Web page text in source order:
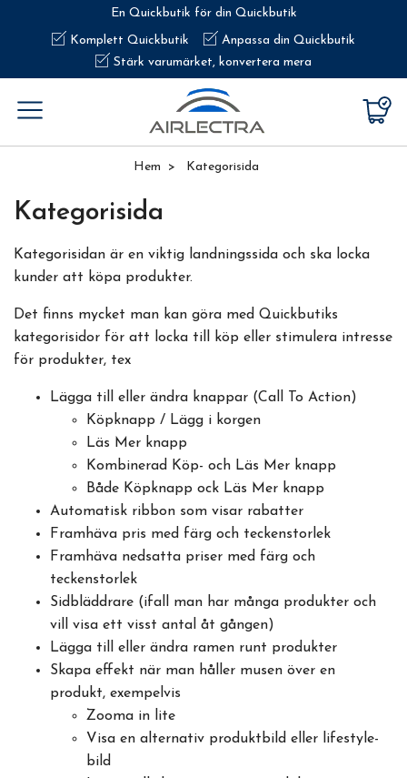
En Quickbutik för din Quickbutik
Komplett Quickbutik
Anpassa din Quickbutik
Stärk varumärket, konvertera mera
Hem Kategorisida
Kategorisida
Kategorisidan är en viktig landningssida och ska locka
kunder att köpa produkter.
Det finns mycket man kan göra med Quickbutiks
kategorisidor för att locka till köp eller stimulera intresse
för produkter, tex
Lägga till eller ändra knappar (Call To Action)
Köpknapp / Lägg i korgen
Läs Mer knapp
Kombinerad Köp- och Läs Mer knapp
Både Köpknapp ock Läs Mer knapp
Automatisk ribbon som visar rabatter
Framhäva pris med färg och teckenstorlek
Framhäva nedsatta priser med färg och
teckenstorlek
Sidbläddrare (ifall man har många produkter och
vill visa ett visst antal åt gången)
Lägga till eller ändra ramen runt produkter
Skapa effekt när man håller musen över en
produkt, exempelvis
Zooma in lite
Visa en alternativ produktbild eller lifestyle-
bild